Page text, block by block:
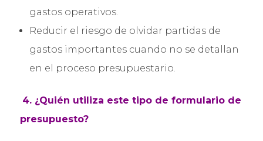
gastos operativos.
Reducir el riesgo de olvidar partidas de
gastos importantes cuando no se detallan
en el proceso presupuestario.
4. ¿Quién utiliza este tipo de formulario de
presupuesto?